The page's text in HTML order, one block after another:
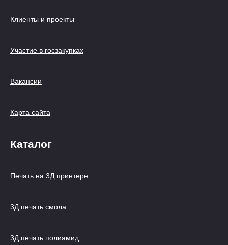
Клиенты и проекты
Участие в госзакупках
Вакансии
Карта сайта
Каталог
Печать на 3Д принтере
3Д печать смола
3Д печать полиамид